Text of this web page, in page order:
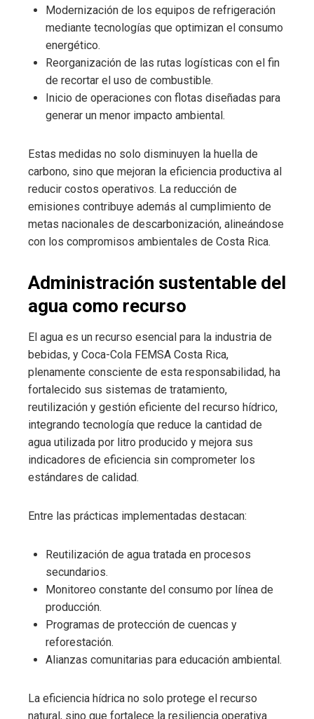
Modernización de los equipos de refrigeración
mediante tecnologías que optimizan el consumo
energético.
Reorganización de las rutas logísticas con el fin
de recortar el uso de combustible.
Inicio de operaciones con flotas diseñadas para
generar un menor impacto ambiental.
Estas medidas no solo disminuyen la huella de
carbono, sino que mejoran la eficiencia productiva al
reducir costos operativos. La reducción de
emisiones contribuye además al cumplimiento de
metas nacionales de descarbonización, alineándose
con los compromisos ambientales de Costa Rica.
Administración sustentable del
agua como recurso
El agua es un recurso esencial para la industria de
bebidas, y Coca-Cola FEMSA Costa Rica,
plenamente consciente de esta responsabilidad, ha
fortalecido sus sistemas de tratamiento,
reutilización y gestión eficiente del recurso hídrico,
integrando tecnología que reduce la cantidad de
agua utilizada por litro producido y mejora sus
indicadores de eficiencia sin comprometer los
estándares de calidad.
Entre las prácticas implementadas destacan:
Reutilización de agua tratada en procesos
secundarios.
Monitoreo constante del consumo por línea de
producción.
Programas de protección de cuencas y
reforestación.
Alianzas comunitarias para educación ambiental.
La eficiencia hídrica no solo protege el recurso
natural, sino que fortalece la resiliencia operativa